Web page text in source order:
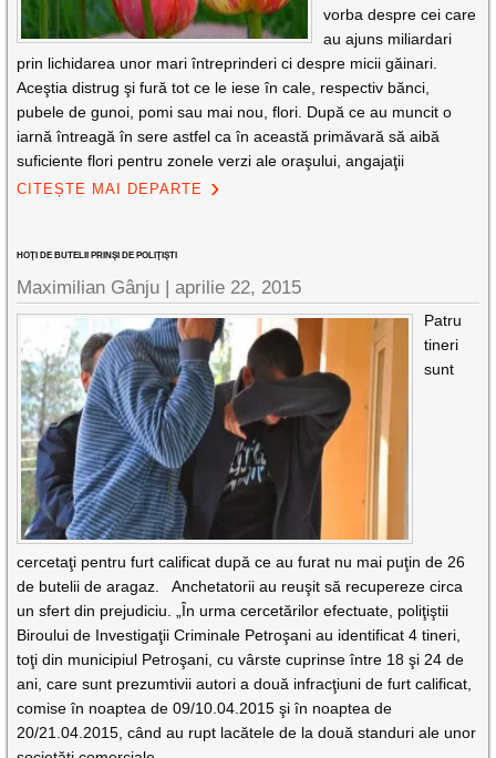
vorba despre cei care
au ajuns miliardari
prin lichidarea unor mari întreprinderi ci despre micii găinari.
Aceştia distrug şi fură tot ce le iese în cale, respectiv bănci,
pubele de gunoi, pomi sau mai nou, flori. După ce au muncit o
iarnă întreagă în sere astfel ca în această primăvară să aibă
suficiente flori pentru zonele verzi ale oraşului, angajaţii
CITEȘTE MAI DEPARTE
HOŢI DE BUTELII PRINŞI DE POLIŢIŞTI
Maximilian Gânju |aprilie 22, 2015
Patru
tineri
sunt
cercetaţi pentru furt calificat după ce au furat nu mai puţin de 26
de butelii de aragaz. Anchetatorii au reuşit să recupereze circa
un sfert din prejudiciu. „În urma cercetărilor efectuate, poliţiştii
Biroului de Investigaţii Criminale Petroşani au identificat 4 tineri,
toţi din municipiul Petroşani, cu vârste cuprinse între 18 şi 24 de
ani, care sunt prezumtivii autori a două infracţiuni de furt calificat,
comise în noaptea de 09/10.04.2015 şi în noaptea de
20/21.04.2015, când au rupt lacătele de la două standuri ale unor